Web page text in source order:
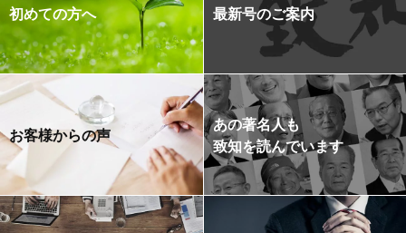
初めての方へ 最新号のご案内
お客様からの声
あの著名人も
致知を読んでいます